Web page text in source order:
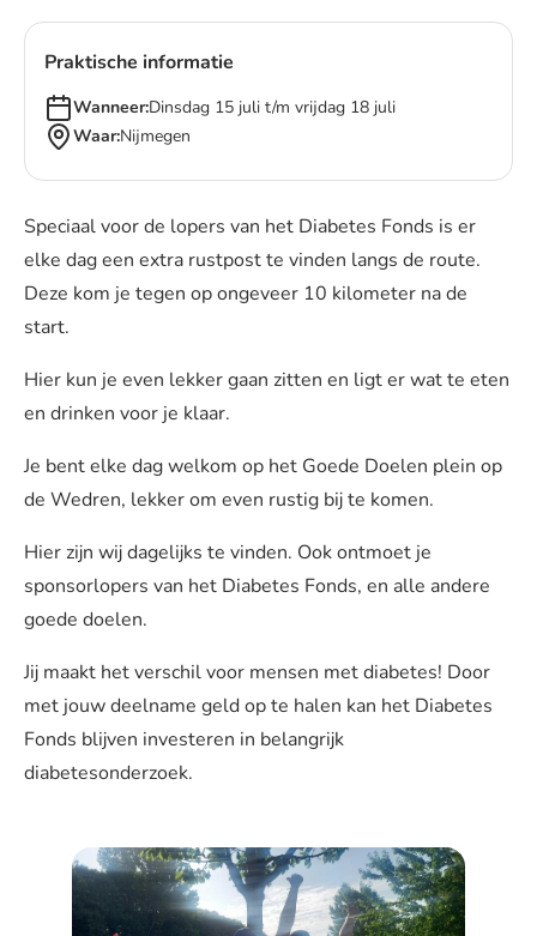
Speciaal voor de lopers van het Diabetes Fonds is er
elke dag een extra rustpost te vinden langs de route.
Deze kom je tegen op ongeveer 10 kilometer na de
start.
Hier kun je even lekker gaan zitten en ligt er wat te eten
en drinken voor je klaar.
Je bent elke dag welkom op het Goede Doelen plein op
de Wedren, lekker om even rustig bij te komen.
Hier zijn wij dagelijks te vinden. Ook ontmoet je
sponsorlopers van het Diabetes Fonds, en alle andere
goede doelen.
Jij maakt het verschil voor mensen met diabetes! Door
met jouw deelname geld op te halen kan het Diabetes
Fonds blijven investeren in belangrijk
diabetesonderzoek.
Praktische informatie
Wanneer:Dinsdag 15 juli t/m vrijdag 18 juli
Waar:Nijmegen